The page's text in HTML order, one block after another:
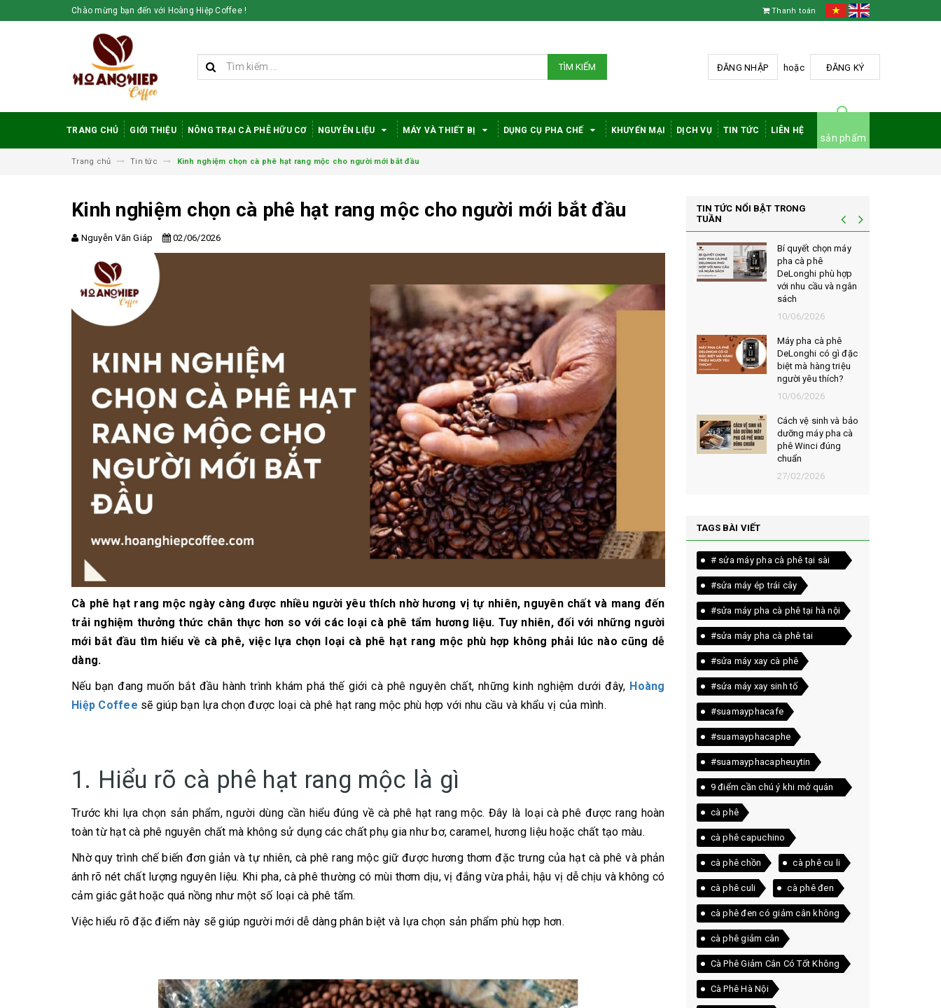
Chào mừng bạn đến với Hoàng Hiệp Coffee ! Thanh toán
TÌM KIẾM ĐĂNG NHẬP hoặc ĐĂNG KÝ
TRANG CHỦ GIỚI THIỆU NÔNG TRẠI CÀ PHÊ HỮU CƠ NGUYÊN LIỆU MÁY VÀ THIẾT BỊ DỤNG CỤ PHA CHẾ KHUYẾN MẠI DỊCH VỤ TIN TỨC LIÊN HỆ
sản phẩm
Trang chủ Tin tức Kinh nghiệm chọn cà phê hạt rang mộc cho người mới bắt đầu
Kinh nghiệm chọn cà phê hạt rang mộc cho người mới bắt đầu
Nguyễn Văn Giáp 02/06/2026
Cà phê hạt rang mộc ngày càng được nhiều người yêu thích nhờ hương vị tự nhiên, nguyên chất và mang đến
trải nghiệm thưởng thức chân thực hơn so với các loại cà phê tẩm hương liệu. Tuy nhiên, đối với những người
mới bắt đầu tìm hiểu về cà phê, việc lựa chọn loại cà phê hạt rang mộc phù hợp không phải lúc nào cũng dễ
dàng.
Nếu bạn đang muốn bắt đầu hành trình khám phá thế giới cà phê nguyên chất, những kinh nghiệm dưới đây, Hoàng
Hiệp Coffee sẽ giúp bạn lựa chọn được loại cà phê hạt rang mộc phù hợp với nhu cầu và khẩu vị của mình.
1. Hiểu rõ cà phê hạt rang mộc là gì
Trước khi lựa chọn sản phẩm, người dùng cần hiểu đúng về cà phê hạt rang mộc. Đây là loại cà phê được rang hoàn
toàn từ hạt cà phê nguyên chất mà không sử dụng các chất phụ gia như bơ, caramel, hương liệu hoặc chất tạo màu.
Nhờ quy trình chế biến đơn giản và tự nhiên, cà phê rang mộc giữ được hương thơm đặc trưng của hạt cà phê và phản
ánh rõ nét chất lượng nguyên liệu. Khi pha, cà phê thường có mùi thơm dịu, vị đắng vừa phải, hậu vị dễ chịu và không có
cảm giác gắt hoặc quá nồng như một số loại cà phê tẩm.
Việc hiểu rõ đặc điểm này sẽ giúp người mới dễ dàng phân biệt và lựa chọn sản phẩm phù hợp hơn.
TIN TỨC NỔI BẬT TRONG
TUẦN
cà phê hạt rang
mộc thơm ngon,
chuẩn vị
10/06/2026
Những tiêu chí đánh
giá một loại bột cà
phê nguyên chất
ngon
10/06/2026
với nhu cầu và ngân
10/06/2026
Máy pha cà phê
DeLonghi có gì đặc
biệt mà hàng triệu
người yêu thích?
10/06/2026
Cách vệ sinh và bảo
dưỡng máy pha cà
phê Winci đúng
chuẩn
27/02/2026
trong giới sành cà
phê?
10/06/2026
Bí quyết chọn mua
cà phê hạt rang
mộc thơm ngon,
chuẩn vị
10/06/2026
Những tiêu chí đánh
giá một loại bột cà
phê nguyên chất
ngon
10/06/2026
Bí quyết chọn máy
pha cà phê
DeLonghi phù hợp
với nhu cầu và ngân
sách
10/06/2026
Máy pha cà phê
DeLonghi có gì đặc
biệt mà hàng triệu
người yêu thích?
10/06/2026
Cách vệ sinh và bảo
dưỡng máy pha cà
phê Winci đúng
chuẩn
27/02/2026
TAGS BÀI VIẾT
# sửa máy pha cà phê tại sài
gòn
#sửa máy ép trái cây
#sửa máy pha cà phê tại hà nội
#sửa máy pha cà phê tai
quảng trị
#sửa máy xay cà phê
#sửa máy xay sinh tố
#suamayphacafe
#suamayphacaphe
#suamayphacapheuytin
9 điểm cần chú ý khi mở quán
cà phê
cà phê
cà phê capuchino
cà phê chồn cà phê cu li
cà phê culi cà phê đen
cà phê đen có giảm cân không
cà phê giảm cân
Cà Phê Giảm Cân Có Tốt Không
Cà Phê Hà Nội